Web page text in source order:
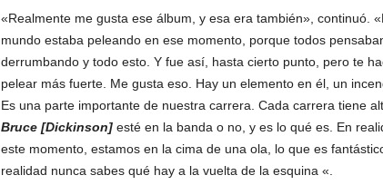
«Realmente me gusta ese álbum, y esa era también», continuó.
mundo estaba peleando en ese momento, porque todos
derrumbando y todo esto. Y fue así, hasta cierto punto, pero te
pelear más fuerte. Me gusta eso. Hay un elemento en él, un
Es una parte importante de nuestra carrera. Cada carrera tiene
Bruce [Dickinson]esté en la banda o no, y es lo qué es. En
este momento, estamos en la cima de una ola, lo que es
realidad nunca sabes qué hay a la vuelta de la esquina «.